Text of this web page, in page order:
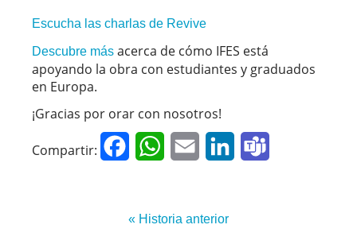
Escucha las charlas de Revive
Descubre más acerca de cómo IFES está
apoyando la obra con estudiantes y graduados
en Europa.
¡Gracias por orar con nosotros!
Compartir: FacebookWhatsApp
Email LinkedIn
« Historia anterior